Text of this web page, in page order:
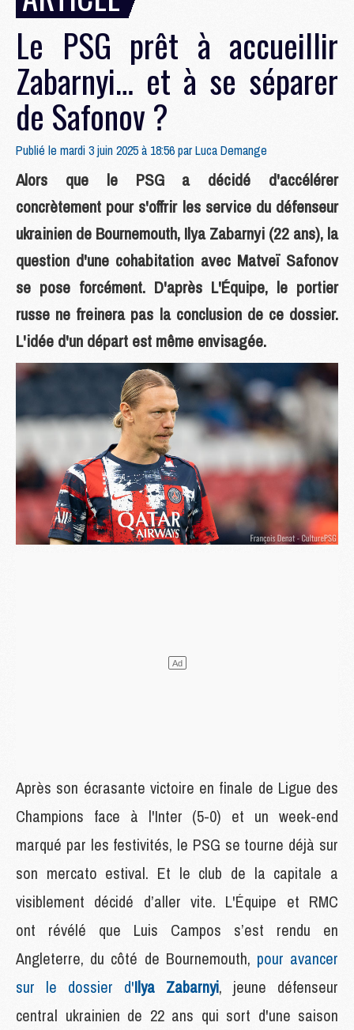
Le PSG prêt à accueillir
Zabarnyi… et à se séparer
de Safonov ?
Publié le mardi 3 juin 2025 à 18:56 parLuca Demange
Alors que le PSG a décidé d'accélérer
concrètement pour s'offrir les service du défenseur
ukrainien de Bournemouth, Ilya Zabarnyi (22 ans), la
question d'une cohabitation avec Matveï Safonov
se pose forcément. D'après L'Équipe, le portier
russe ne freinera pas la conclusion de ce dossier.
L'idée d'un départ est même envisagée.
Après son écrasante victoire en finale de Ligue des
Champions face à l'Inter (5-0) et un week-end
marqué par les festivités, le PSG se tourne déjà sur
son mercato estival. Et le club de la capitale a
visiblement décidé d’aller vite. L'Équipe et RMC
ont révélé que Luis Campos s’est rendu en
Angleterre, du côté de Bournemouth, pour avancer
sur le dossier d'Ilya Zabarnyi, jeune défenseur
central ukrainien de 22 ans qui sort d'une saison